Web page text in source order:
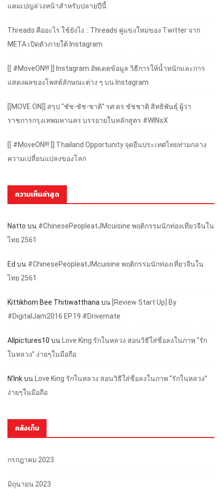
แคมเปญล่วงหน้าสำหรับปลายปีนี้
Threads คืออะไร ใช้ยังไง :: Threads คู่แข่งใหม่ของ Twitter จาก
META เปิดตัวภายใต้ Instagram
[[ #MoveON!!! ]] Instagram อัพเดตข้อมูล วิธีการให้น้ำหนักและการ
แสดงผลของโพสต์ลักษณะต่าง ๆ บน Instagram
[[MOVE ON]] สรุป “ชัช-ชัช-ชาติ” รศ.ดร.ชัชชาติ สิทธิพันธุ์ ผู้ว่า
ราชการกรุงเทพมหานคร บรรยายในหลักสูตร #WINsX
[[ #MoveON!!! ]] Thailand Opportunity จุดยืนประเทศไทยท่ามกลาง
ความเปลี่ยนแปลงของโลก
ความเห็นล่าสุด
Natto บน #ChinesePeopleatJMcuisine พฤติกรรมนักท่องเที่ยวจีนใน
ไทย 2561
Ed บน #ChinesePeopleatJMcuisine พฤติกรรมนักท่องเที่ยวจีนใน
ไทย 2561
Kittikhom Bee Thitiwatthana บน [Review Start Up] By
#DigitalJam2016 EP.19 #Drivemate
Allpictures10 บน
Love King รักในหลวง สอนวิธีใส่ชื่อลงในภาพ “รัก
ในหลวง” ง่ายๆในมือถือ
N'Inkบน
Love King รักในหลวง สอนวิธีใส่ชื่อลงในภาพ “รักในหลวง”
ง่ายๆในมือถือ
คลังเก็บ
กรกฎาคม 2023
มิถุนายน 2023